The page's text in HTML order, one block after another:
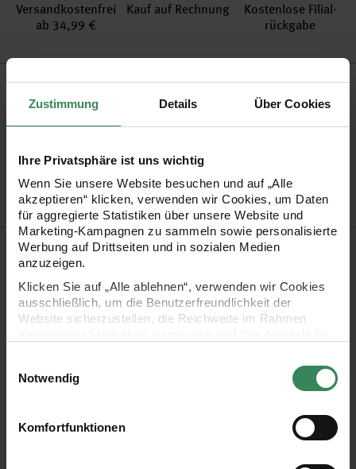
Zustimmung Details Über Cookies
Ihre Privatsphäre ist uns wichtig
Wenn Sie unsere Website besuchen und auf „Alle
akzeptieren“ klicken, verwenden wir Cookies, um Daten
für aggregierte Statistiken über unsere Website und
Marketing-Kampagnen zu sammeln sowie personalisierte
Werbung auf Drittseiten und in sozialen Medien
anzuzeigen.
Klicken Sie auf „Alle ablehnen“, verwenden wir Cookies
ausschließlich, um die Benutzerfreundlichkeit der
Website sicherzustellen, die Reichweite im Rahmen
Ihre Einwilligung ist freiwillig und kann jederzeit über den
Link „Cookie-Einstellungen“ im Fußbereich der Seite
verwendeten Technologien und den Empfängern der
Daten finden Sie in unserer Datenschutzerklärung.
Notwendig
Komfortfunktionen
Versand­kosten­frei
ab 34,99 €
Kauf auf Rechnung
Kosten­lose Filial­
rückgabe
Produktinformation
Bestell-Nr.2738093
Produktbeschreibung
Verleihen Sie Ihren Geschenken und Dekorationen durch das
vielseitig verwendbare Taftband eine persönliche Note.
40 mm breit
Material: 100% Polyester